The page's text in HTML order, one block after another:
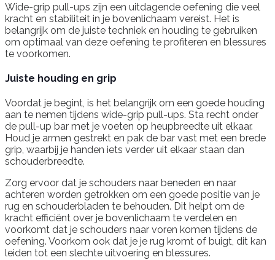
Wide-grip pull-ups zijn een uitdagende oefening die veel
kracht en stabiliteit in je bovenlichaam vereist. Het is
belangrijk om de juiste techniek en houding te gebruiken
om optimaal van deze oefening te profiteren en blessures
te voorkomen.
Juiste houding en grip
Voordat je begint, is het belangrijk om een goede houding
aan te nemen tijdens wide-grip pull-ups. Sta recht onder
de pull-up bar met je voeten op heupbreedte uit elkaar.
Houd je armen gestrekt en pak de bar vast met een brede
grip, waarbij je handen iets verder uit elkaar staan dan
schouderbreedte.
Zorg ervoor dat je schouders naar beneden en naar
achteren worden getrokken om een goede positie van je
rug en schouderbladen te behouden. Dit helpt om de
kracht efficiënt over je bovenlichaam te verdelen en
voorkomt dat je schouders naar voren komen tijdens de
oefening. Voorkom ook dat je je rug kromt of buigt, dit kan
leiden tot een slechte uitvoering en blessures.